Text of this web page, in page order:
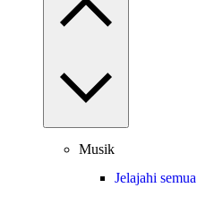
Musik
Jelajahi